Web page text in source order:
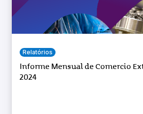
Relatórios
Informe Mensual de Comercio
2024